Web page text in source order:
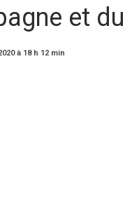
et
à 18 h 12 min